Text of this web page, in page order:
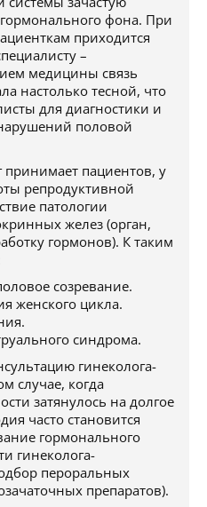
фона. При
приходится
–
медицины связь
настолько тесной, что
для диагностики и
половой
принимает пациентов, у
репродуктивной
патологии
желез (орган,
гормонов). К таким
созревание.
женского цикла.
синдрома.
гинеколога-
случае, когда
затянулось на долгое
часто становится
гормонального
гинеколога-
пероральных
препаратов).